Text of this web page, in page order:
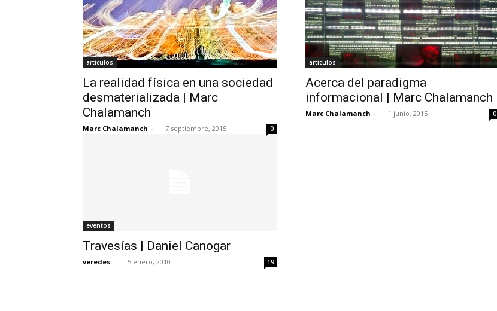
artículos
La realidad física en una sociedad
desmaterializada | Marc
Chalamanch
Marc Chalamanch - 7 septiembre, 2015 0
artículos
Acerca del paradigma
informacional | Marc Chalamanch
Marc Chalamanch - 1 junio, 2015 0
eventos
Travesías | Daniel Canogar
veredes - 5 enero, 2010 19